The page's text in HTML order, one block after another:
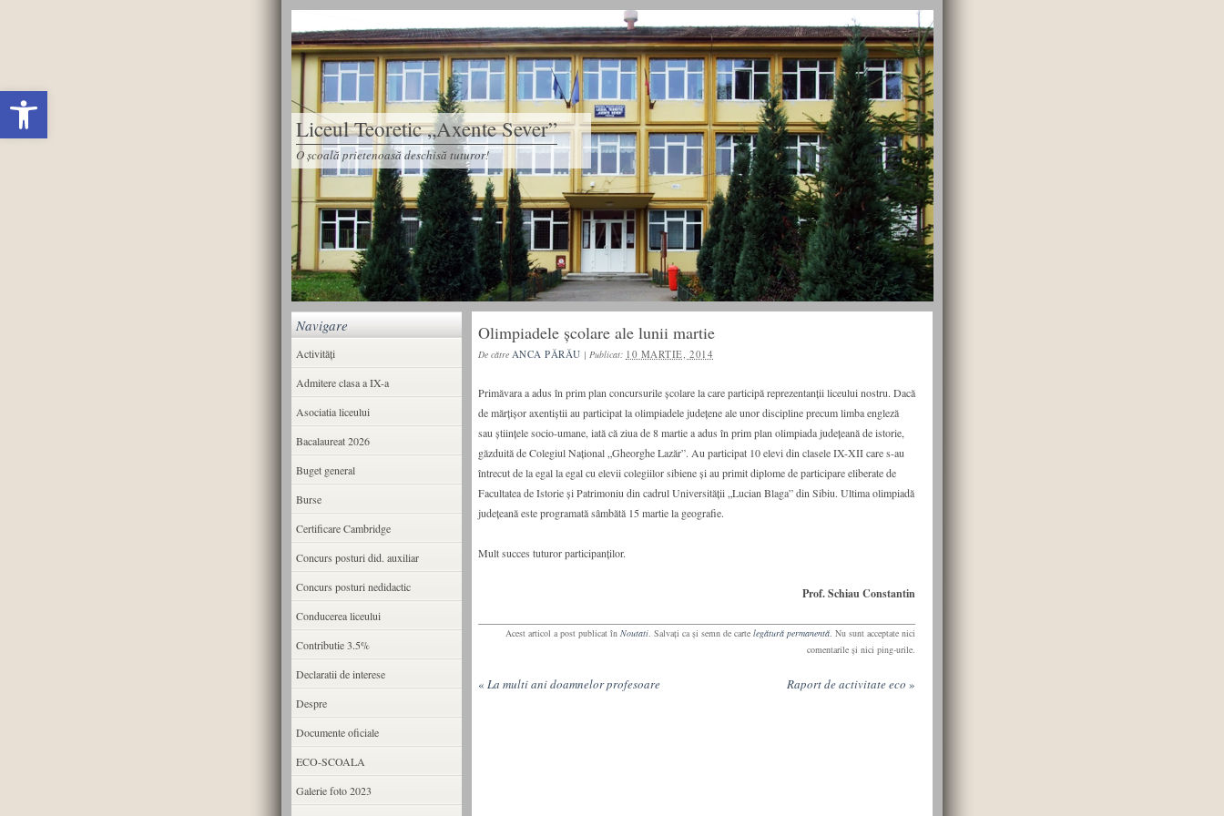
Deschide bara de unelte
Liceul Teoretic „Axente Sever”
O școală prietenoasă deschisă tuturor!
Olimpiadele şcolare ale lunii martie
De către ANCA PĂRĂU | Publicat: 10 MARTIE, 2014
Primăvara a adus în prim plan concursurile şcolare la care participă reprezentanţii liceului nostru. Dacă
de mărţişor axentiştii au participat la olimpiadele judeţene ale unor discipline precum limba engleză
sau ştiinţele socio-umane, iată că ziua de 8 martie a adus în prim plan olimpiada judeţeană de istorie,
găzduită de Colegiul Naţional „Gheorghe Lazăr”. Au participat 10 elevi din clasele IX-XII care s-au
întrecut de la egal la egal cu elevii colegiilor sibiene şi au primit diplome de participare eliberate de
Facultatea de Istorie şi Patrimoniu din cadrul Universităţii „Lucian Blaga” din Sibiu. Ultima olimpiadă
judeţeană este programată sâmbătă 15 martie la geografie.
Mult succes tuturor participanţilor.
Prof. Schiau Constantin
Acest articol a post publicat în Noutati. Salvaţi ca şi semn de carte legătură permanentă. Nu sunt acceptate nici
comentarile şi nici ping-urile.
« La multi ani doamnelor profesoare Raport de activitate eco »
Navigare
Activități
Admitere clasa a IX-a
Asociatia liceului
Bacalaureat 2026
Buget general
Burse
Certificare Cambridge
Concurs posturi did. auxiliar
Concurs posturi nedidactic
Conducerea liceului
Contributie 3.5%
Declaratii de interese
Despre
Documente oficiale
ECO-SCOALA
Galerie foto 2023